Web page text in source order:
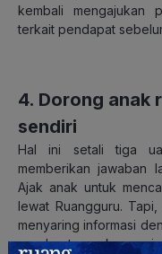
kembali mengajukan
terkait pendapat
4. Dorong anak
sendiri
Hal ini setali tiga
memberikan jawaban
Ajak anak untuk
lewat Ruangguru.
menyaring informasi
membuat anak